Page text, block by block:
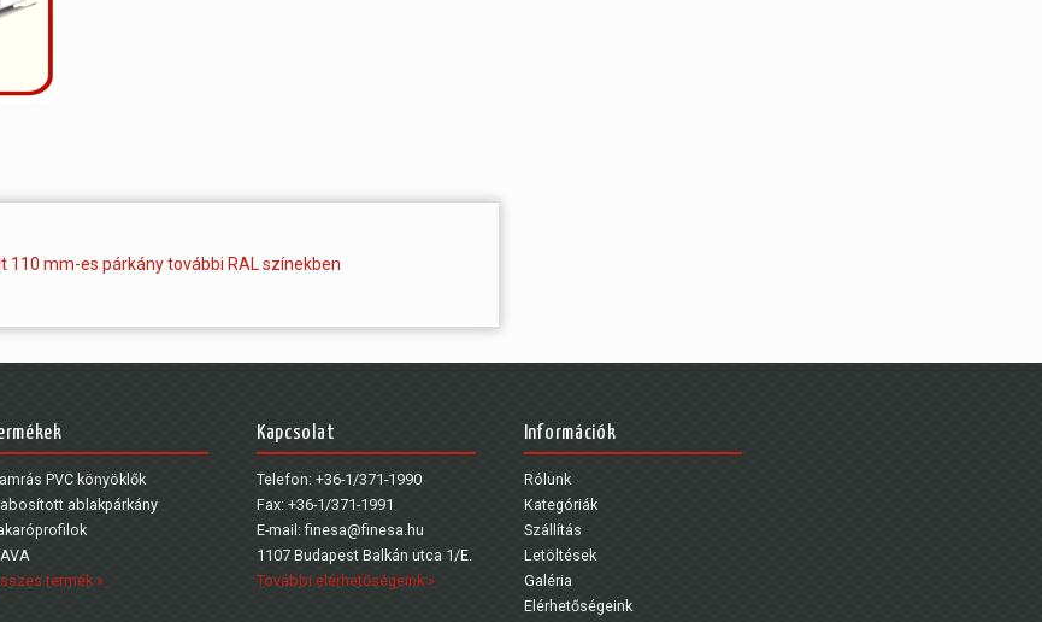
110 mm-es párkány további RAL színekben
PVC könyöklők
ablakpárkány
termék »
Kapcsolat
Telefon: +36-1/371-1990
Fax: +36-1/371-1991
E-mail: finesa@finesa.hu
1107 Budapest Balkán utca 1/E.
További elérhetőségeink »
Információk
Rólunk
Kategóriák
Szállítás
Letöltések
Galéria
Elérhetőségeink